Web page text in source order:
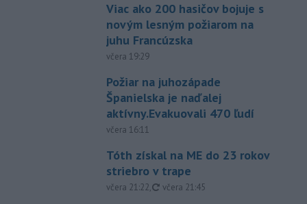
Viac ako 200 hasičov bojuje s
novým lesným požiarom na
juhu Francúzska
včera 19:29
Požiar na juhozápade
Španielska je naďalej
aktívny.Evakuovali 470 ľudí
včera 16:11
Tóth získal na ME do 23 rokov
striebro v trape
včera 21:22, aktualizované
včera 21:45